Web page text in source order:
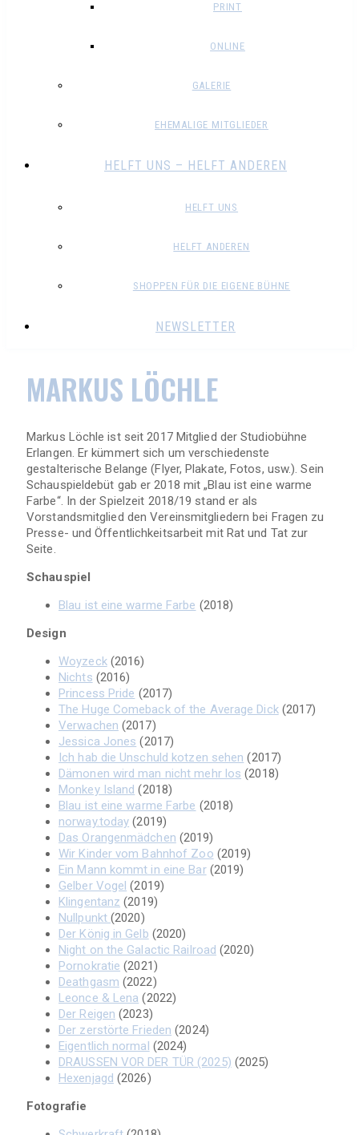
PRINT
ONLINE
GALERIE
EHEMALIGE MITGLIEDER
HELFT UNS – HELFT ANDEREN
HELFT UNS
HELFT ANDEREN
SHOPPEN FÜR DIE EIGENE BÜHNE
NEWSLETTER
MARKUS LÖCHLE
Markus Löchle ist seit 2017 Mitglied der Studiobühne
Erlangen. Er kümmert sich um verschiedenste
gestalterische Belange (Flyer, Plakate, Fotos, usw.). Sein
Schauspieldebüt gab er 2018 mit „Blau ist eine warme
Farbe“. In der Spielzeit 2018/19 stand er als
Vorstandsmitglied den Vereinsmitgliedern bei Fragen zu
Presse- und Öffentlichkeitsarbeit mit Rat und Tat zur
Seite.
Schauspiel
Blau ist eine warme Farbe (2018)
Design
Woyzeck(2016)
Nichts (2016)
Princess Pride (2017)
The Huge Comeback of the Average Dick(2017)
Verwachen (2017)
Jessica Jones (2017)
Ich hab die Unschuld kotzen sehen (2017)
Dämonen wird man nicht mehr los (2018)
Monkey Island (2018)
Blau ist eine warme Farbe (2018)
norway.today (2019)
Das Orangenmädchen (2019)
Wir Kinder vom Bahnhof Zoo (2019)
Ein Mann kommt in eine Bar(2019)
Gelber Vogel (2019)
Klingentanz (2019)
Nullpunkt (2020)
Der König in Gelb (2020)
Night on the Galactic Railroad (2020)
Pornokratie (2021)
Deathgasm (2022)
Leonce & Lena (2022)
Der Reigen (2023)
Der zerstörte Frieden (2024)
Eigentlich normal (2024)
DRAUSSEN VOR DER TÜR (2025) (2025)
Hexenjagd (2026)
Fotografie